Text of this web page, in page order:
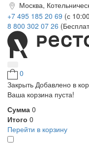
Москва,
+7 495 185 20 69 (с
8 800 302 07 26
0
Закрыть Добавлено в
Ваша корзина пуста!
Сумма 0
Итого 0
Перейти в корзину